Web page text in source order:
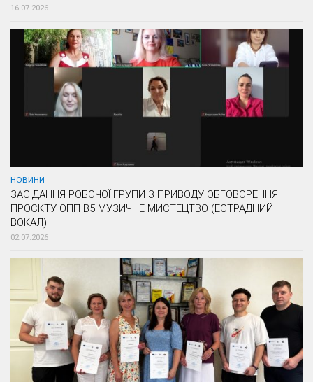
16.07.2026
НОВИНИ
ЗАСІДАННЯ РОБОЧОЇ ГРУПИ З ПРИВОДУ ОБГОВОРЕННЯ
ПРОЄКТУ ОПП В5 МУЗИЧНЕ МИСТЕЦТВО (ЕСТРАДНИЙ
ВОКАЛ)
02.07.2026